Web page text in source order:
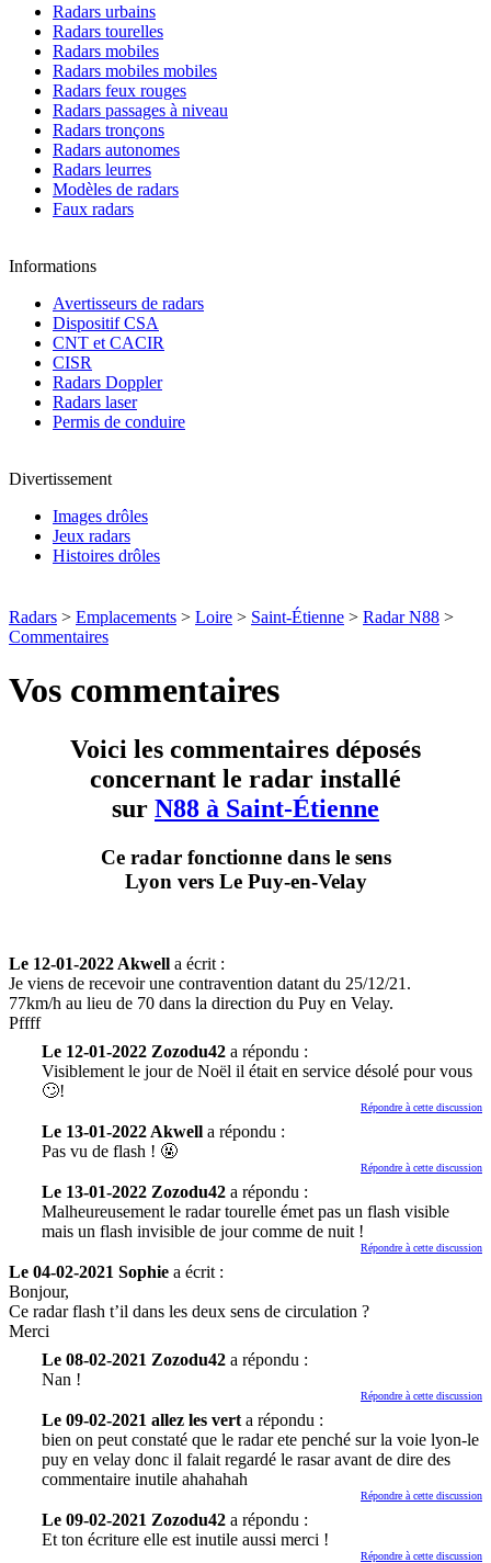
Radars urbains
Radars tourelles
Radars mobiles
Radars mobiles mobiles
Radars feux rouges
Radars passages à niveau
Radars tronçons
Radars autonomes
Radars leurres
Modèles de radars
Faux radars
Informations
Avertisseurs de radars
Dispositif CSA
CNT et CACIR
CISR
Radars Doppler
Radars laser
Permis de conduire
Divertissement
Images drôles
Jeux radars
Histoires drôles
Radars > Emplacements > Loire > Saint-Étienne > Radar N88 >
Commentaires
Vos commentaires
Voici les commentaires déposés
concernant le radar installé
sur N88 à Saint-Étienne
Ce radar fonctionne dans le sens
Lyon vers Le Puy-en-Velay
Le 12-01-2022 Akwell a écrit :
Je viens de recevoir une contravention datant du 25/12/21.
77km/h au lieu de 70 dans la direction du Puy en Velay.
Pffff
Le 12-01-2022 Zozodu42 a répondu :
Visiblement le jour de Noël il était en service désolé pour vous
🙄!
Répondre à cette discussion
Le 13-01-2022 Akwell a répondu :
Pas vu de flash ! 🤬
Répondre à cette discussion
Le 13-01-2022 Zozodu42 a répondu :
Malheureusement le radar tourelle émet pas un flash visible
mais un flash invisible de jour comme de nuit !
Répondre à cette discussion
Le 04-02-2021 Sophie a écrit :
Bonjour,
Ce radar flash t’il dans les deux sens de circulation ?
Merci
Le 08-02-2021 Zozodu42 a répondu :
Nan !
Répondre à cette discussion
Le 09-02-2021 allez les vert a répondu :
bien on peut constaté que le radar ete penché sur la voie lyon-le
puy en velay donc il falait regardé le rasar avant de dire des
commentaire inutile ahahahah
Répondre à cette discussion
Le 09-02-2021 Zozodu42 a répondu :
Et ton écriture elle est inutile aussi merci !
Répondre à cette discussion